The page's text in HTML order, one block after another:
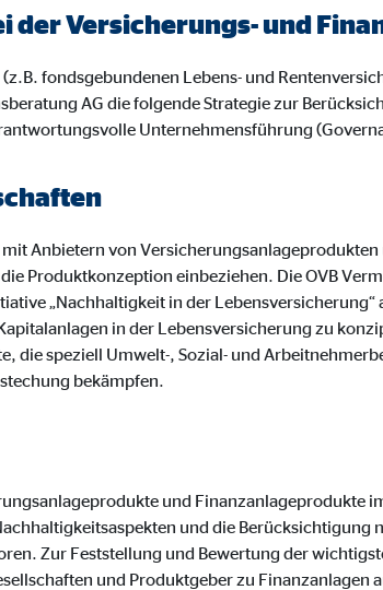
Versicherungs- und
fondsgebundenen Lebens- und
AG die folgende Strategie zur
Unternehmensführung
Anbietern von
Produktkonzeption einbeziehen. Die OVB
„Nachhaltigkeit in der Lebensversicherung“
in der Lebensversicherung zu
die speziell Umwelt-, Sozial- und
bekämpfen.
und Finanzanlageprodukte
und die Berücksichtigung
Zur Feststellung und Bewertung der
und Produktgeber zu Finanzanlagen